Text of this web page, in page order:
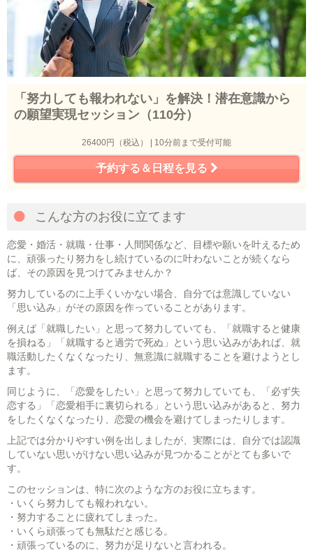
「努力しても報われない」を解決！潜在意識から
の願望実現セッション（110分）
26400円（税込） | 10分前まで受付可能
予約する＆日程を見る
こんな方のお役に立てます
恋愛・婚活・就職・仕事・人間関係など、目標や願いを叶えるため
に、頑張ったり努力をし続けているのに叶わないことが続くなら
ば、その原因を見つけてみませんか？
努力しているのに上手くいかない場合、自分では意識していない
「思い込み」がその原因を作っていることがあります。
例えば「就職したい」と思って努力していても、「就職すると健康
を損ねる」「就職すると過労で死ぬ」という思い込みがあれば、就
職活動したくなくなったり、無意識に就職することを避けようとし
ます。
同じように、「恋愛をしたい」と思って努力していても、「必ず失
恋する」「恋愛相手に裏切られる」という思い込みがあると、努力
をしたくなくなったり、恋愛の機会を避けてしまったりします。
上記では分かりやすい例を出しましたが、実際には、自分では認識
していない思いがけない思い込みが見つかることがとても多いで
す。
このセッションは、特に次のような方のお役に立ちます。
・いくら努力しても報われない。
・努力することに疲れてしまった。
・いくら頑張っても無駄だと感じる。
・頑張っているのに、努力が足りないと言われる。